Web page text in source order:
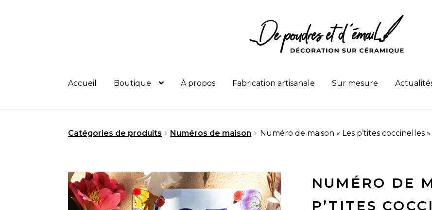
Accueil Boutique À propos Fabrication artisanale Sur mesure
Catégories de produits Numéros de maison Numéro de maison « Les p’tites coccinelles »
NUMÉRO DE
P’TITES